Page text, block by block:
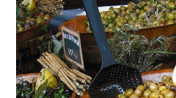
A l'occasion du passage
marché du samedi se